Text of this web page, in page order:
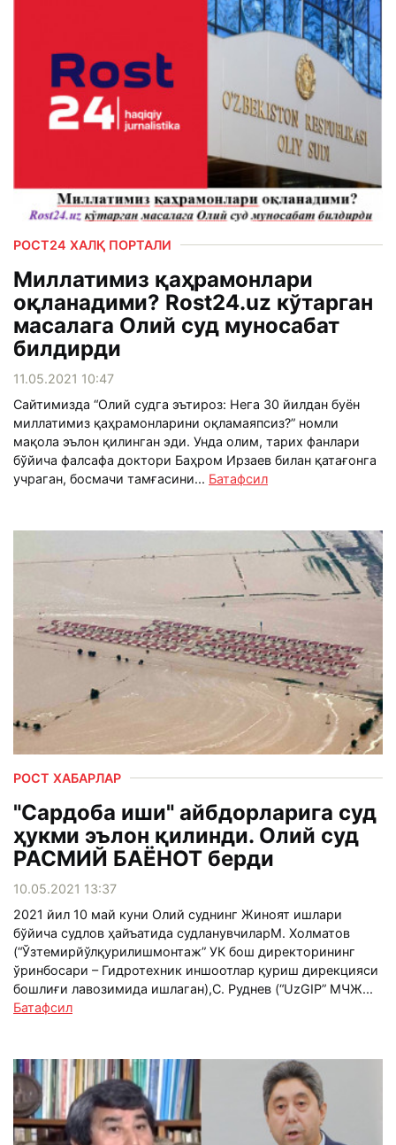
РОСТ24 ХАЛҚ ПОРТАЛИ
Миллатимиз қаҳрамонлари
оқланадими? Rost24.uz кўтарган
масалага Олий суд муносабат
билдирди
11.05.2021 10:47
Сайтимизда “Олий судга эътироз: Нега 30 йилдан буён
миллатимиз қаҳрамонларини оқламаяпсиз?” номли
мақола эълон қилинган эди. Унда олим, тарих фанлари
бўйича фалсафа доктори Баҳром Ирзаев билан қатағонга
учраган, босмачи тамғасини... Батафсил
РОСТ ХАБАРЛАР
"Сардоба иши" айбдорларига суд
ҳукми эълон қилинди. Олий суд
РАСМИЙ БАЁНОТ берди
10.05.2021 13:37
2021 йил 10 май куни Олий суднинг Жиноят ишлари
бўйича судлов ҳайъатида судланувчиларМ. Холматов
(“Ўзтемирйўлқурилишмонтаж” УК бош директорининг
ўринбосари – Гидротехник иншоотлар қуриш дирекцияси
бошлиғи лавозимида ишлаган),С. Руднев (“UzGIP” МЧЖ...
Батафсил